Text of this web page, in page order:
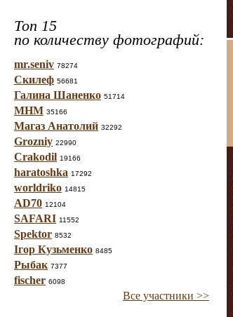
Топ 15
по количеству фотографий:
mr.seniv 78274
Скилеф 56681
Галина Шаненко 51714
МНМ 35166
Магаз Анатолий 32292
Grozniy 22990
Crakodil 19166
haratoshka 17292
worldriko 14815
AD70 12104
SAFARI 11552
Spektor 8532
Ігор Кузьменко 8485
Рыбак 7377
fischer 6098
Все участники >>